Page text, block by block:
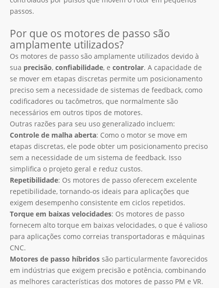
passos.
Por que os motores de passo são
amplamente utilizados?
Os motores de passo são amplamente utilizados devido à
sua precisão, confiabilidade, e controlar. A capacidade de
se mover em etapas discretas permite um posicionamento
preciso sem a necessidade de sistemas de feedback, como
codificadores ou tacômetros, que normalmente são
necessários em outros tipos de motores.
Outras razões para seu uso generalizado incluem:
Controle de malha aberta: Como o motor se move em
etapas discretas, ele pode obter um posicionamento preciso
sem a necessidade de um sistema de feedback. Isso
simplifica o projeto geral e reduz custos.
Repetibilidade: Os motores de passo oferecem excelente
repetibilidade, tornando-os ideais para aplicações que
exigem desempenho consistente em ciclos repetidos.
Torque em baixas velocidades: Os motores de passo
fornecem alto torque em baixas velocidades, o que é valioso
para aplicações como correias transportadoras e máquinas
CNC.
Motores de passo híbridos são particularmente favorecidos
em indústrias que exigem precisão e potência, combinando
as melhores características dos motores de passo PM e VR.